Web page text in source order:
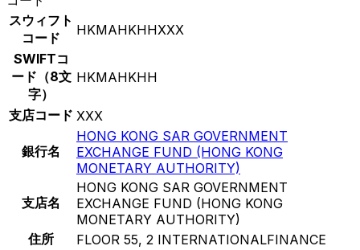
スウィフト
コード
HKMAHKHHXXX
SWIFTコ
ード（8文
字）
HKMAHKHH
支店コード XXX
銀行名
HONG KONG SAR GOVERNMENT
EXCHANGE FUND (HONG KONG
MONETARY AUTHORITY)
支店名
HONG KONG SAR GOVERNMENT
EXCHANGE FUND (HONG KONG
MONETARY AUTHORITY)
住所
FLOOR 55, 2 INTERNATIONALFINANCE